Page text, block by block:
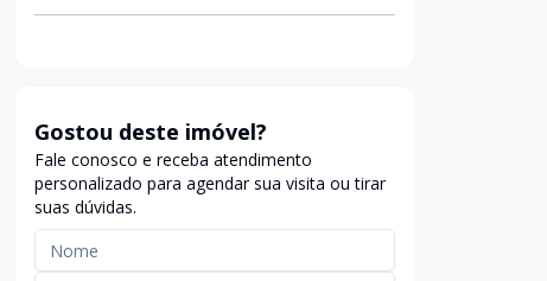
Gostou deste imóvel?
Fale conosco e receba atendimento
personalizado para agendar sua visita ou tirar
suas dúvidas.